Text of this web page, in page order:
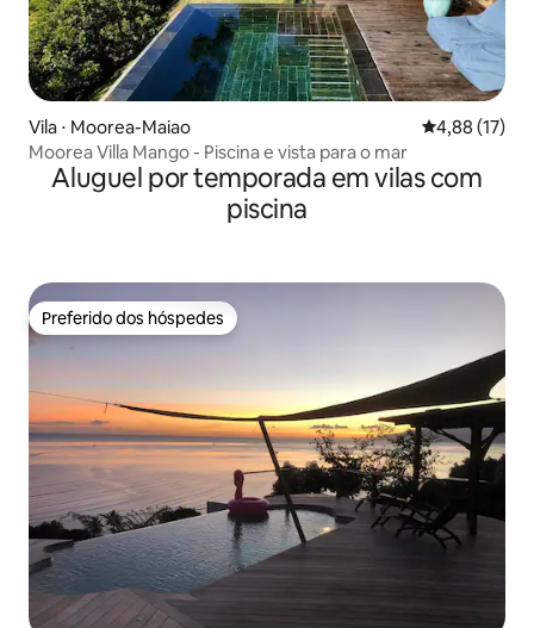
Vila ⋅ Moorea-Maiao 4,88 de uma
4,88 (17)
Moorea Villa Mango - Piscina e vista para o mar
Aluguel por temporada em vilas com
piscina
Preferido dos hóspedes
Preferido dos hóspedes